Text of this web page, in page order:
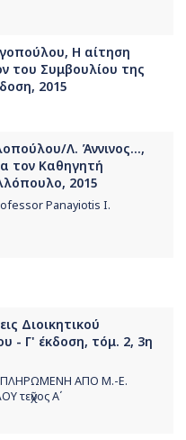
Η αίτηση
του Συμβουλίου της
2015
Λ. Άννινος...,
τον Καθηγητή
2015
Panayiotis I.
Διοικητικού
- Γ' έκδοση, τόμ. 2, 3η
ΑΠΟ Μ.-Ε.
τεῦχος Α΄